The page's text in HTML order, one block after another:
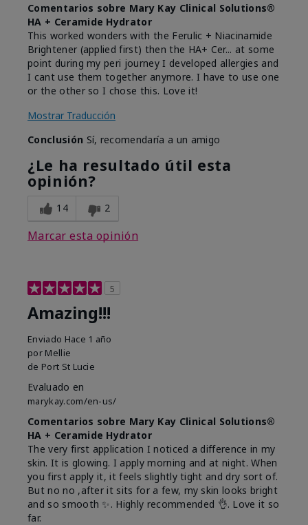
Comentarios sobre Mary Kay Clinical Solutions®
HA + Ceramide Hydrator
This worked wonders with the Ferulic + Niacinamide
Brightener (applied first) then the HA+ Cer... at some
point during my peri journey I developed allergies and
I cant use them together anymore. I have to use one
or the other so I chose this. Love it!
Mostrar Traducción
Conclusión Sí, recomendaría a un amigo
¿Le ha resultado útil esta
opinión?
14 2
Marcar esta opinión
5
Amazing!!!
Enviado Hace 1 año
por Mellie
de Port St Lucie
Evaluado en
marykay.com/en-us/
Comentarios sobre Mary Kay Clinical Solutions®
HA + Ceramide Hydrator
The very first application I noticed a difference in my
skin. It is glowing. I apply morning and at night. When
you first apply it, it feels slightly tight and dry sort of.
But no no ,after it sits for a few, my skin looks bright
and so smooth ✨️. Highly recommended 👌. Love it so
far.